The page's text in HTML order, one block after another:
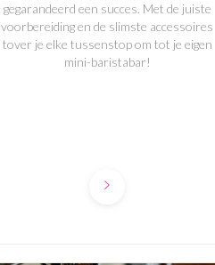
gegarandeerd een succes. Met de juiste
voorbereiding en de slimste accessoires
tover je elke tussenstop om tot je eigen
mini-baristabar!